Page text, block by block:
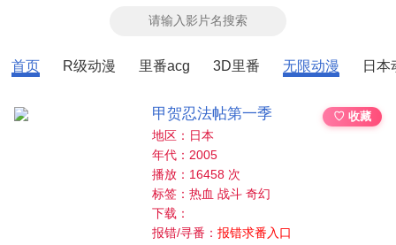
首页 R级动漫 里番acg 3D里番 无限动漫 日本
甲贺忍法帖第一季
♡ 收藏
地区：日本
年代：2005
播放：16458 次
标签：热血 战斗 奇幻
下载：
报错/寻番：报错求番入口